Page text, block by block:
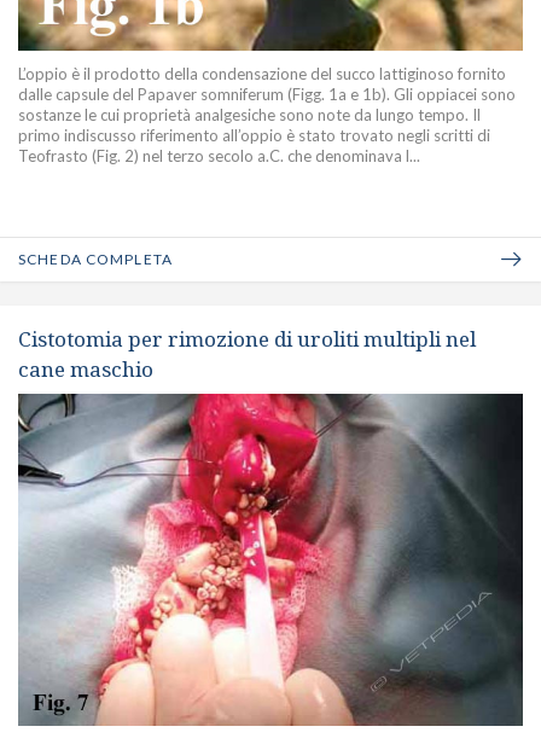
L’oppio è il prodotto della condensazione del succo lattiginoso fornito
dalle capsule del Papaver somniferum (Figg. 1a e 1b). Gli oppiacei sono
sostanze le cui proprietà analgesiche sono note da lungo tempo. Il
primo indiscusso riferimento all’oppio è stato trovato negli scritti di
Teofrasto (Fig. 2) nel terzo secolo a.C. che denominava l...
SCHEDA COMPLETA
Cistotomia per rimozione di uroliti multipli nel
cane maschio